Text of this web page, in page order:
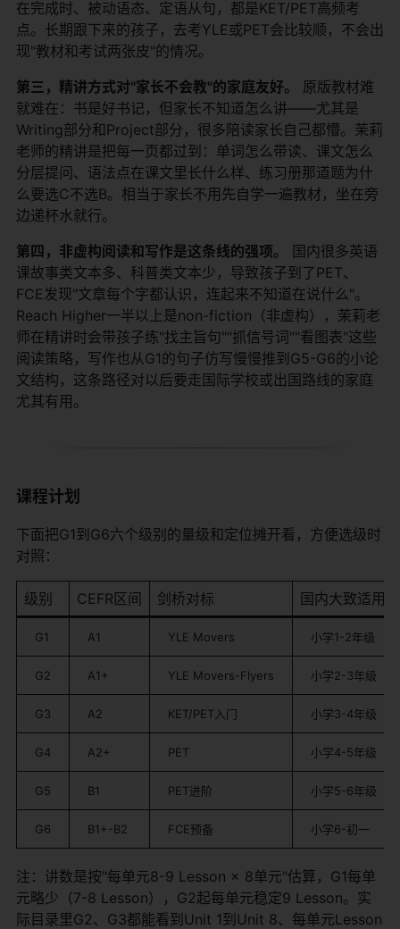
在完成时、被动语态、定语从句，都是KET/PET高频考
点。长期跟下来的孩子，去考YLE或PET会比较顺，不会出
现"教材和考试两张皮"的情况。
第三，精讲方式对"家长不会教"的家庭友好。
​ 原版教材难
就难在：书是好书记，但家长不知道怎么讲——尤其是
Writing部分和Project部分，很多陪读家长自己都懵。茉莉
老师的精讲是把每一页都过到：单词怎么带读、课文怎么
分层提问、语法点在课文里长什么样、练习册那道题为什
么要选C不选B。相当于家长不用先自学一遍教材，坐在旁
边递杯水就行。
第四，非虚构阅读和写作是这条线的强项。
​ 国内很多英语
课故事类文本多、科普类文本少，导致孩子到了PET、
FCE发现"文章每个字都认识，连起来不知道在说什么"。
Reach Higher一半以上是non-fiction（非虚构），茉莉老
师在精讲时会带孩子练"找主旨句""抓信号词""看图表"这些
阅读策略，写作也从G1的句子仿写慢慢推到G5-G6的小论
文结构，这条路径对以后要走国际学校或出国路线的家庭
尤其有用。
课程计划
下面把G1到G6六个级别的量级和定位摊开看，方便选级时
对照：
级别 CEFR区间 剑桥对标 国内大致适用
G1 A1 YLE Movers 小学1-2年级
G2 A1+ YLE Movers-Flyers 小学2-3年级
G3 A2 KET/PET入门 小学3-4年级
G4 A2+ PET 小学4-5年级
G5 B1 PET进阶 小学5-6年级
G6 B1+-B2 FCE预备 小学6-初一
注：讲数是按"每单元8-9 Lesson × 8单元"估算，G1每单
元略少（7-8 Lesson），G2起每单元稳定9 Lesson。实
际目录里G2、G3都能看到Unit 1到Unit 8、每单元Lesson